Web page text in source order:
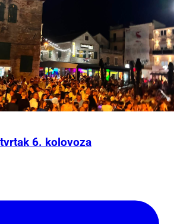
6. kolovoza